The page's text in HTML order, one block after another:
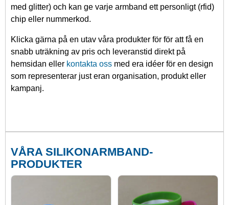
med glitter) och kan ge varje armband ett personligt (rfid)
chip eller nummerkod.
Klicka gärna på en utav våra produkter för för att få en
snabb uträkning av pris och leveranstid direkt på
hemsidan eller kontakta oss med era idéer för en design
som representerar just eran organisation, produkt eller
kampanj.
VÅRA SILIKONARMBAND-
PRODUKTER